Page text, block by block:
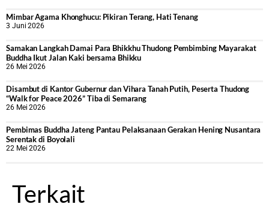
Mimbar Agama Khonghucu: Pikiran Terang, Hati Tenang
3 Juni 2026
Samakan Langkah Damai Para Bhikkhu Thudong Pembimbing Mayarakat
Buddha Ikut Jalan Kaki bersama Bhikku
26 Mei 2026
Disambut di Kantor Gubernur dan Vihara Tanah Putih, Peserta Thudong
“Walk for Peace 2026” Tiba di Semarang
26 Mei 2026
‎Pembimas Buddha Jateng Pantau Pelaksanaan Gerakan Hening Nusantara
Serentak di Boyolali
22 Mei 2026
Terkait